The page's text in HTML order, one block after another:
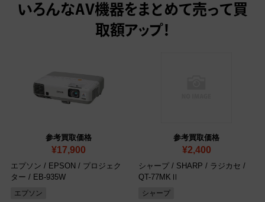
いろんなAV機器をまとめて売って買
取額アップ！
参考買取価格
¥17,900
エプソン / EPSON / プロジェク
ター / EB-935W
エプソン
参考買取価格
¥2,400
シャープ / SHARP / ラジカセ /
QT-77MKⅡ
シャープ